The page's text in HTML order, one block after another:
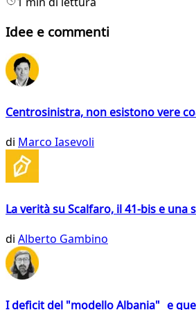
Idee e commenti
Centrosinistra, non esistono vere
di Marco Iasevoli
La verità su Scalfaro, il 41-bis e
di Alberto Gambino
I deficit del "modello Albania" e